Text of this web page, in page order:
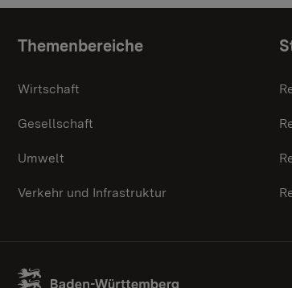
Topic overview
Themenbereiche
Wirtschaft
Gesellschaft
Umwelt
Verkehr und Infrastruktur